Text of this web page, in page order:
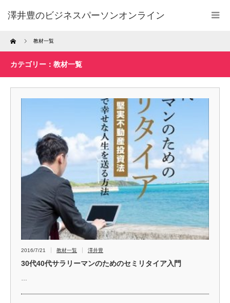
澤井豊のビジネスパーソンオンライン
Home 教材一覧
カテゴリー：教材一覧
2016/7/21 教材一覧 澤井豊
30代40代サラリーマンのためのセミリタイア入門